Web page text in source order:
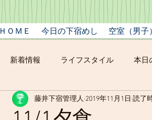
ＨＯＭＥ 今日の下宿めし 空室（男子）
新着情報 ライフスタイル 本日
藤井下宿管理人 2019年11月1日 読了